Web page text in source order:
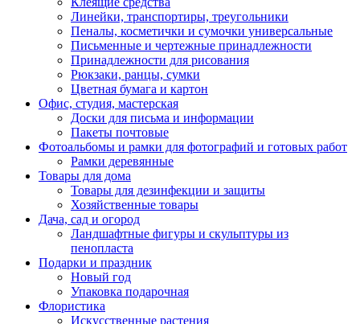
Линейки, транспортиры, треугольники
Пеналы, косметички и сумочки универсальные
Письменные и чертежные принадлежности
Принадлежности для рисования
Рюкзаки, ранцы, сумки
Цветная бумага и картон
Офис, студия, мастерская
Доски для письма и информации
Пакеты почтовые
Фотоальбомы и рамки для фотографий и готовых работ
Рамки деревянные
Товары для дома
Товары для дезинфекции и защиты
Хозяйственные товары
Дача, сад и огород
Ландшафтные фигуры и скульптуры из
пенопласта
Подарки и праздник
Новый год
Упаковка подарочная
Флористика
Искусственные растения